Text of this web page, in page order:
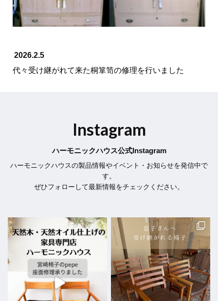
2026.2.5
代々受け継がれて来た桐箪笥の修理を行いました
Instagram
ハーモニックハウス公式Instagram
ハーモニックハウスの製品情報やイベント・お知らせを発信中で
す。
ぜひフォローして最新情報をチェックください。